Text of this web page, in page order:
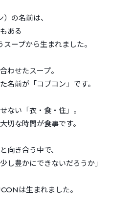
の名前は、
ある
ープから生まれました。
わせたスープ。
名前が「コブコン」です。
ない「衣・食・住」。
切な時間が食事です。
向き合う中で、
し豊かにできないだろうか」
は生まれました。